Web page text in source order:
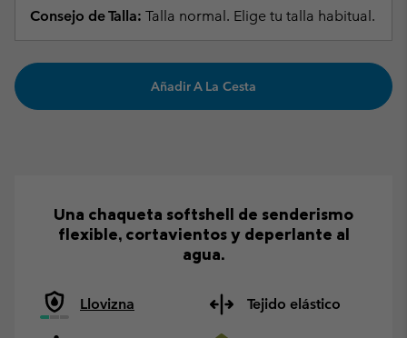
Consejo de Talla: Talla normal. Elige tu talla habitual.
Añadir A La Cesta
Una chaqueta softshell de senderismo
flexible, cortavientos y deperlante al
agua.
Llovizna Tejido elástico